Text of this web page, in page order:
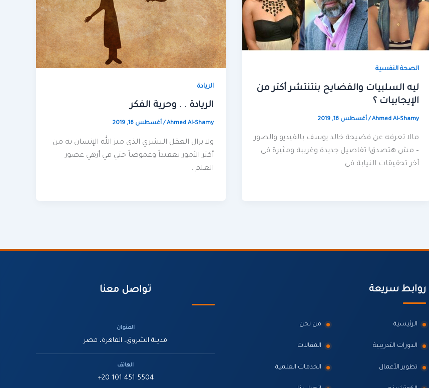
الصحة النفسية
ليه السلبيات والفضايح بنتنتشر أكتر من
الإيجابيات ؟
Ahmed Al-Shamy
/أغسطس 16, 2019
مالا تعرفه عن فضيحة خالد يوسف بالفيديو والصور
– مش هتصدق! تفاصيل جديدة وغريبة ومثيرة في
آخر تحقيقات النيابة في
الريادة
الريادة . . وحرية الفكر
Ahmed Al-Shamy
/أغسطس 16, 2019
ولا يزال العقل البشري الذى ميز الله الإنسان به من
أكثر الأمور تعقيداً وغموضاً حتي في أزهي عصور
العلم .
روابط سريعة
الرئيسية من نحن
الدورات التدريبية المقالات
تطوير الأعمال الخدمات العلمية
تواصل معنا
العنوان
مدينة الشروق، القاهرة، مصر
الهاتف
+20 101 451 5504